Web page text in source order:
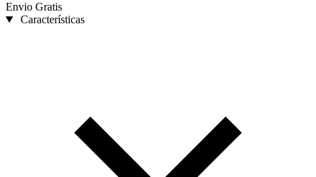
Envio Gratis
Características